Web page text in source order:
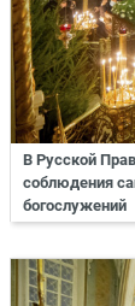
В Русской
соблюдения
богослужений